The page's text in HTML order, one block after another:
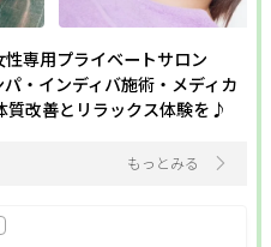
専用プライベートサロン
・インディバ施術・メディカ
質改善とリラックス体験を♪
もっとみる